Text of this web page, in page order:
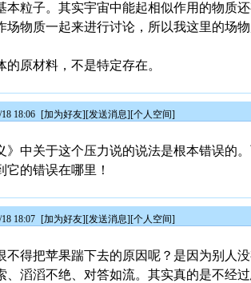
本粒子。其实宇宙中能起相似作用的物质
物质一起来进行讨论，所以我这里的场物
原材料，不是特定存在。
18:06 [加为好友][发送消息][个人空间]
》中关于这个压力说的说法是根本错误的
的错误在哪里！
18:07 [加为好友][发送消息][个人空间]
不得把苹果踹下去的原因呢？是因为别人
、滔滔不绝、对答如流。其实真的是不经